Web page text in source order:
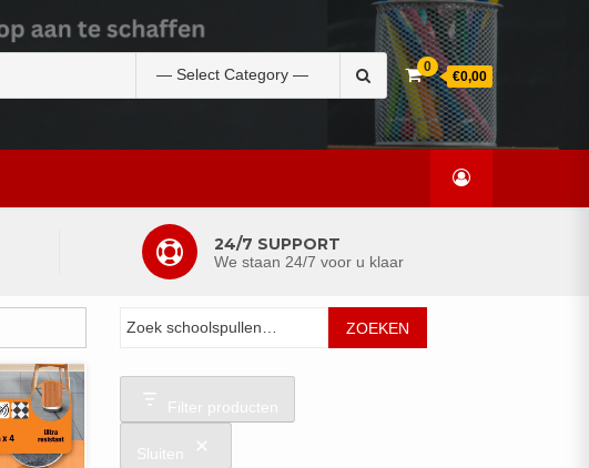
naar:
0
€0,00
24/7 SUPPORT
We staan 24/7 voor u klaar
ZOEKEN
Filter producten
Sluiten